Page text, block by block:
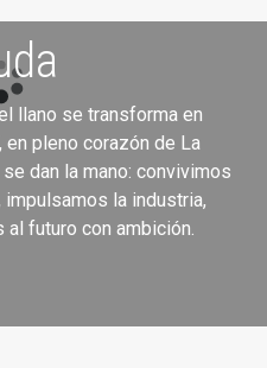
llano se transforma en
en pleno corazón de La
dan la mano: convivimos
la industria,
al futuro con ambición.
la
ofrecen a través de la
Binéfar.